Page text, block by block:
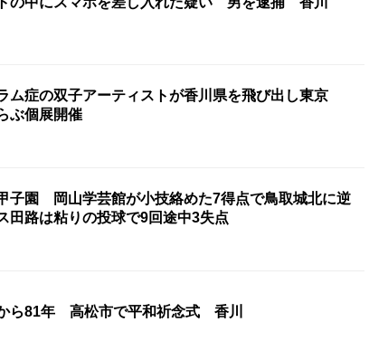
ム症の双子アーティストが香川県を飛び出し東京
ぶ個展開催
子園 岡山学芸館が小技絡めた7得点で鳥取城北に逆
路は粘りの投球で9回途中3失点
ら81年 高松市で平和祈念式 香川